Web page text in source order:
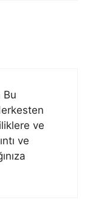
Bu
ve
ve